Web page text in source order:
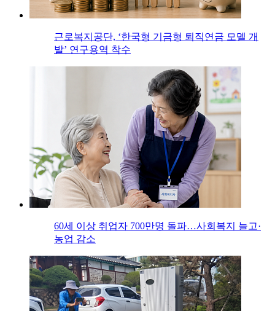
근로복지공단, ‘한국형 기금형 퇴직연금 모델 개
발’ 연구용역 착수
60세 이상 취업자 700만명 돌파…사회복지 늘고·
농업 감소